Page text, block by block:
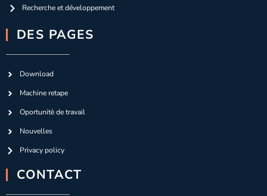
Recherche et développement
DES PAGES
Download
Machine retape
Oportunitè de travail
Nouvelles
Privacy policy
CONTACT